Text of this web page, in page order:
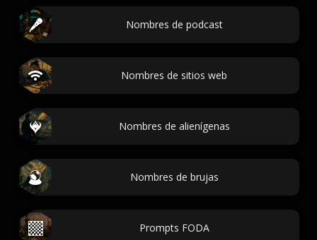
Nombres de podcast
Nombres de sitios web
Nombres de alienígenas
Nombres de brujas
Prompts FODA